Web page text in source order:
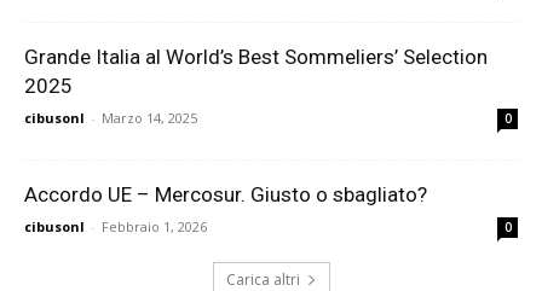
Grande Italia al World’s Best Sommeliers’ Selection
2025
cibusonl - Marzo 14, 2025 0
Accordo UE – Mercosur. Giusto o sbagliato?
cibusonl - Febbraio 1, 2026 0
Carica altri